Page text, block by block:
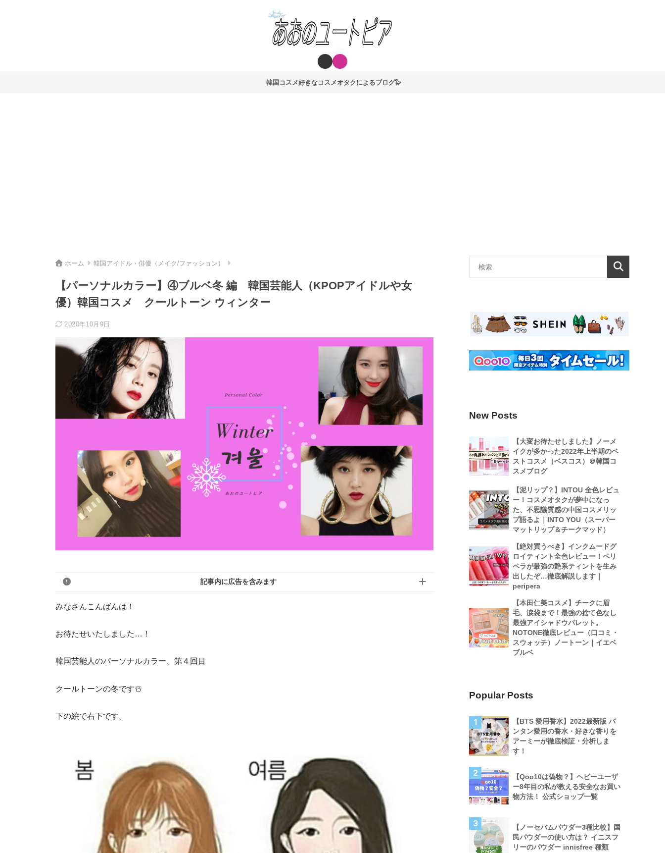
韓国コスメ好きなコスメオタクによるブログ🦭
ホーム 韓国アイドル・俳優（メイク/ファッション）
【パーソナルカラー】④ブルベ冬 編 韓国芸能人（KPOPアイドルや女
優）韓国コスメ クールトーン ウィンター
2020年10月9日
記事内に広告を含みます
みなさんこんばんは！
お待たせいたしました…！
韓国芸能人のパーソナルカラー、第４回目
クールトーンの冬です☃️
下の絵で右下です。
New Posts
【大変お待たせしました】ノーメ
イクが多かった2022年上半期のベ
ストコスメ（ベスコス）＠韓国コ
スメブログ
【泥リップ？】INTOU 全色レビュ
ー！コスメオタクが夢中になっ
た、不思議質感の中国コスメリッ
プ語るよ｜INTO YOU（スーパー
マットリップ＆チークマッド）
【絶対買うべき】インクムードグ
ロイティント全色レビュー！ペリ
ペラが最強の艶系ティントを生み
出したぞ…徹底解説します｜
peripera
【本田仁美コスメ】チークに眉
毛、涙袋まで！最強の捨て色なし
最強アイシャドウパレット。
NOTONE徹底レビュー（口コミ・
スウォッチ）ノートーン｜イエベ
ブルベ
Popular Posts
1
【BTS 愛用香水】2022最新版 バ
ンタン愛用の香水・好きな香りを
アーミーが徹底検証・分析しま
す！
2
【Qoo10は偽物？】ヘビーユーザ
ー8年目の私が教える安全なお買い
物方法！ 公式ショップ一覧
3
【ノーセバムパウダー3種比較】国
民パウダーの使い方は？ イニスフ
リーのパウダー innisfree 種類